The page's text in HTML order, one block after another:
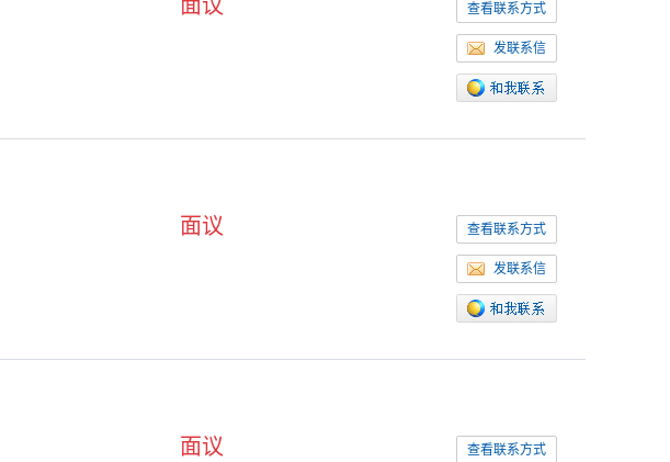
查看联系方式
发联系信
查看联系方式
发联系信
面议
查看联系方式
面议